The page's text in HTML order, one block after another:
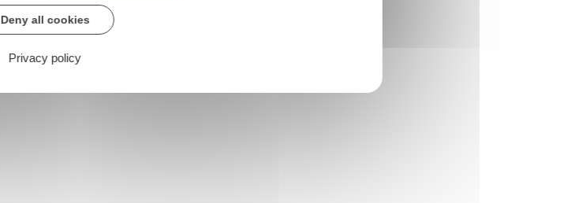
Deny all cookies
Privacy policy